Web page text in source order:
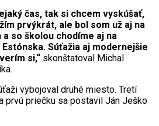
čas, tak si chcem vyskúšať,
prvýkrát, ale bol som už aj na
a so školou chodíme aj na
Súťažia aj modernejšie
si,“ skonštatoval Michal
vybojoval druhé miesto. Tretí
prvú priečku sa postavil Ján Ješko